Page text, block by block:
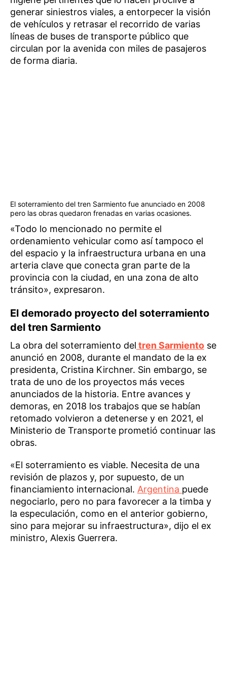
generar siniestros viales, a entorpecer la visión
de vehículos y retrasar el recorrido de varias
líneas de buses de transporte público que
circulan por la avenida con miles de pasajeros
de forma diaria.
El soterramiento del tren Sarmiento fue anunciado en 2008
pero las obras quedaron frenadas en varias ocasiones.
«Todo lo mencionado no permite el
ordenamiento vehicular como así tampoco el
del espacio y la infraestructura urbana en una
arteria clave que conecta gran parte de la
provincia con la ciudad, en una zona de alto
tránsito», expresaron.
El demorado proyecto del soterramiento
del tren Sarmiento
La obra del soterramiento del tren Sarmiento se
anunció en 2008, durante el mandato de la ex
presidenta, Cristina Kirchner. Sin embargo, se
trata de uno de los proyectos más veces
anunciados de la historia. Entre avances y
demoras, en 2018 los trabajos que se habían
retomado volvieron a detenerse y en 2021, el
Ministerio de Transporte prometió continuar las
obras.
«El soterramiento es viable. Necesita de una
revisión de plazos y, por supuesto, de un
financiamiento internacional. Argentina puede
negociarlo, pero no para favorecer a la timba y
la especulación, como en el anterior gobierno,
sino para mejorar su infraestructura», dijo el ex
ministro, Alexis Guerrera.